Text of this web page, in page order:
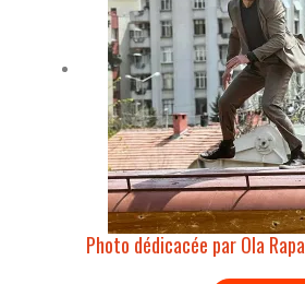
Photo dédicacée par Ola